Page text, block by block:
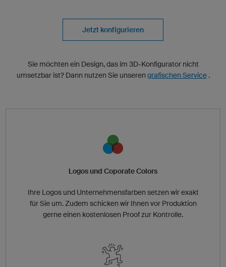
Jetzt konfigurieren
Sie möchten ein Design, das im 3D-Konfigurator nicht
umsetzbar ist? Dann nutzen Sie unseren grafischen Service.
Logos und Coporate Colors
Ihre Logos und Unternehmensfarben setzen wir exakt
für Sie um. Zudem schicken wir Ihnen vor Produktion
gerne einen kostenlosen Proof zur Kontrolle.